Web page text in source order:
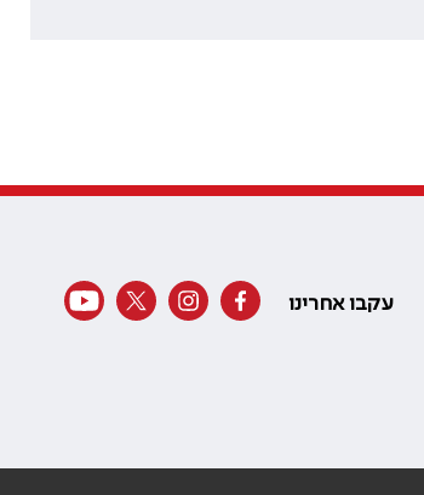
עקבו אחרינו